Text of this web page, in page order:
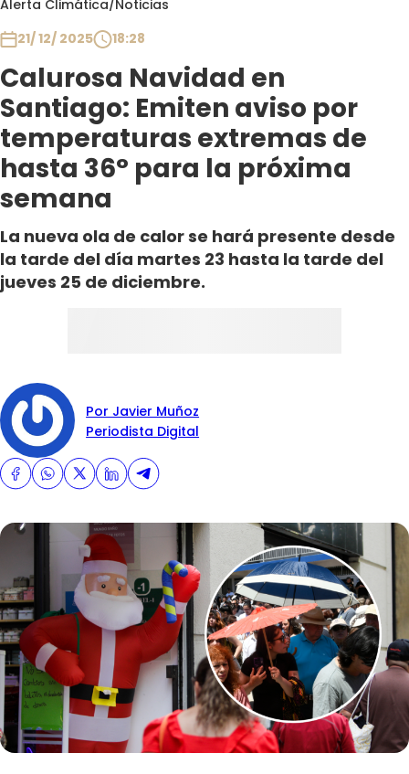
Alerta Climática/Noticias
21/ 12/ 2025
18:28
Calurosa Navidad en
Santiago: Emiten aviso por
temperaturas extremas de
hasta 36° para la próxima
semana
La nueva ola de calor se hará presente desde
la tarde del día martes 23 hasta la tarde del
jueves 25 de diciembre.
Por Javier Muñoz
Periodista Digital
Club De La Comedia
Contigo en Directo
Plan Perfecto
El Tiempo
Sabingo
Todos Los Programas